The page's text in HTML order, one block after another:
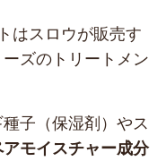
はスロウが販売す
ズのトリートメン
子（保湿剤）やス
アモイスチャー成分